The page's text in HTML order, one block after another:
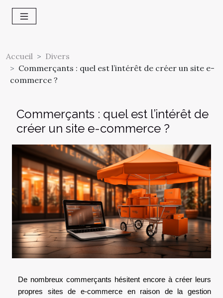
Accueil
Divers
Commerçants : quel est l’intérêt de créer un site e-
commerce ?
Commerçants : quel est l’intérêt de
créer un site e-commerce ?
De nombreux commerçants hésitent encore à créer leurs
propres sites de e-commerce en raison de la gestion